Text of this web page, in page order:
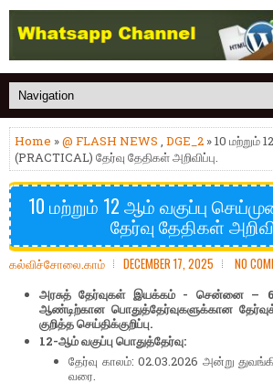
Home »@ FLASH NEWS , DGE_2 » 10 மற்றும்
(PRACTICAL) தேர்வு தேதிகள் அறிவிப்பு.
10 மற்றும் 12 ஆம் வகுப்பு
தேர்வு தேதிகள்
கல்விச்சோலை.காம் DECEMBER 17, 2025 NO
அரசுத் தேர்வுகள் இயக்கம் - சென்னை –
ஆண்டிற்கான பொதுத்தேர்வுகளுக்கான
குறித்த செய்திக்குறிப்பு.
12-ஆம் வகுப்பு பொதுத்தேர்வு:
தேர்வு காலம்: 02.03.2026 அன்று
வரை.